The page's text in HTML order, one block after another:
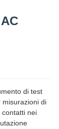
di test
misurazioni di
contatti nei